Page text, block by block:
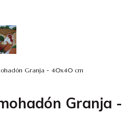
Granja - 40x40 cm
Granja -